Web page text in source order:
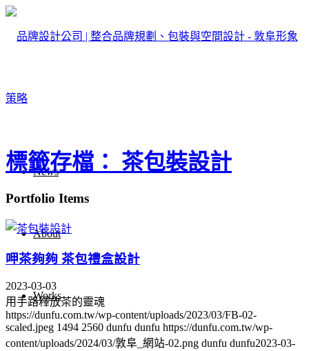
News
About
Works
標籤存檔： 茶包裝設計
Portfolio Items
呷茶夠夠 茶包禮盒設計
2023-03-03
用手路釋放茶的靈魂
https://dunfu.com.tw/wp-content/uploads/2023/03/FB-02-
scaled.jpeg 1494 2560 dunfu dunfu https://dunfu.com.tw/wp-
content/uploads/2024/03/敦阜_網站-02.png dunfu dunfu2023-03-